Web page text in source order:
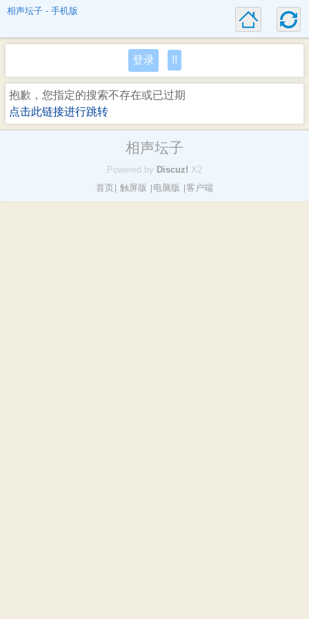
相声坛子 - 手机版
登录 !!
抱歉，您指定的搜索不存在或已过期
点击此链接进行跳转
相声坛子
Powered by Discuz! X2
首页 触屏版 电脑版 客户端